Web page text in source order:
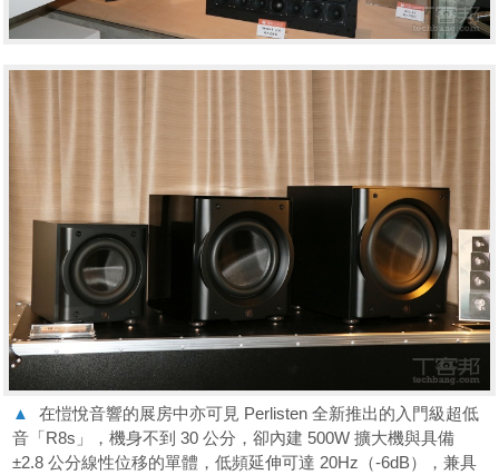
▲
在愷悅音響的展房中亦可見 Perlisten 全新推出的入門級超低
音「R8s」，機身不到 30 公分，卻內建 500W 擴大機與具備
±2.8 公分線性位移的單體，低頻延伸可達 20Hz（-6dB），兼具